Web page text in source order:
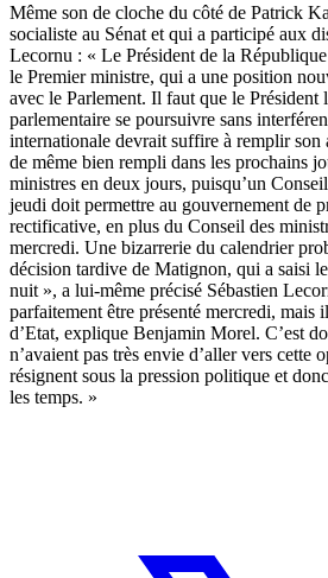
Même son de cloche du côté de Patrick
socialiste au Sénat et qui a participé aux
Lecornu : « Le Président de la
le Premier ministre, qui a une position
avec le Parlement. Il faut que le Président
parlementaire se poursuivre sans
internationale devrait suffire à remplir son
de même bien rempli dans les prochains
ministres en deux jours, puisqu’un
jeudi doit permettre au gouvernement de
rectificative, en plus du Conseil des
mercredi. Une bizarrerie du calendrier
décision tardive de Matignon, qui a saisi
nuit », a lui-même précisé Sébastien
parfaitement être présenté mercredi, mais
d’Etat, explique Benjamin Morel. C’est
n’avaient pas très envie d’aller vers cette
résignent sous la pression politique et
les temps. »